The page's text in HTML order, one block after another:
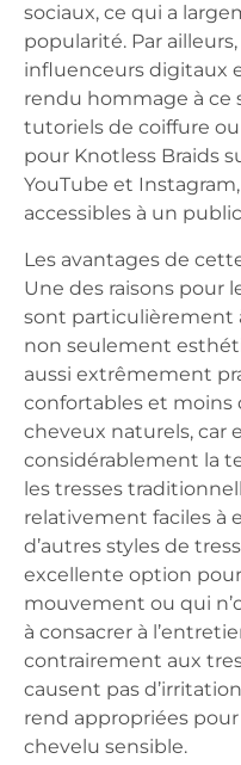
sociaux, ce qui a
popularité. Par
influenceurs digitaux
rendu hommage à ce
tutoriels de coiffure
pour Knotless Braids
YouTube et
accessibles à un
Les avantages de
Une des raisons pour
sont particulièrement
non seulement
aussi extrêmement
confortables et moins
cheveux naturels, car
considérablement la
les tresses
relativement faciles à
d’autres styles de
excellente option
mouvement ou qui
à consacrer à
contrairement aux
causent pas
rend appropriées
chevelu sensible.